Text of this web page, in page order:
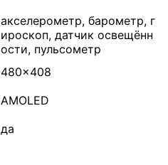
акселерометр, барометр, г
ироскоп, датчик освещённ
ости, пульсометр
480x408
AMOLED
да